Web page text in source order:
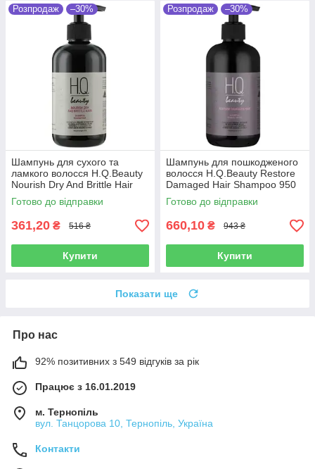
Розпродаж –30%
Шампунь для сухого та
ламкого волосся H.Q.Beauty
Nourish Dry And Brittle Hair
Shampoo 280 мл
Готово до відправки
361,20 ₴ 516 ₴
Купити
Розпродаж –30%
Шампунь для пошкодженого
волосся H.Q.Beauty Restore
Damaged Hair Shampoo 950
мл
Готово до відправки
660,10 ₴ 943 ₴
Купити
Показати ще
Про нас
92% позитивних з 549 відгуків за рік
Працює з 16.01.2019
м. Тернопіль
вул. Танцорова 10, Тернопіль, Україна
Контакти